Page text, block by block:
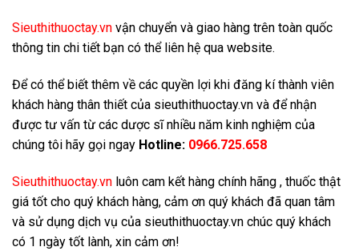
Sieuthithuoctay.vn vận chuyển và giao hàng trên toàn quốc
thông tin chi tiết bạn có thể liên hệ qua website.
Để có thể biết thêm về các quyền lợi khi đăng kí thành viên
khách hàng thân thiết của sieuthithuoctay.vn và để nhận
được tư vấn từ các dược sĩ nhiều năm kinh nghiệm của
chúng tôi hãy gọi ngay Hotline: 0966.725.658
Sieuthithuoctay.vn luôn cam kết hàng chính hãng , thuốc thật
giá tốt cho quý khách hàng, cảm ơn quý khách đã quan tâm
và sử dụng dịch vụ của sieuthithuoctay.vn chúc quý khách
có 1 ngày tốt lành, xin cảm ơn!